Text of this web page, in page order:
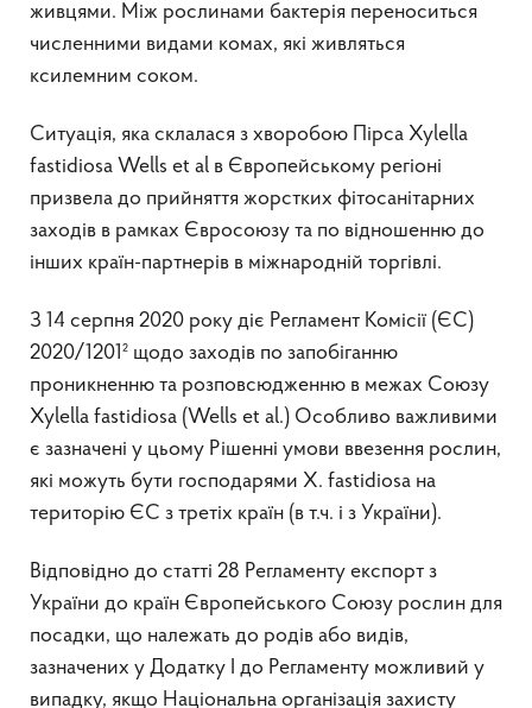
живцями. Між рослинами бактерія переноситься
численними видами комах, які живляться
ксилемним соком.
Ситуація, яка склалася з хворобою Пірса Xylella
fastidiosa Wells et al в Європейському регіоні
призвела до прийняття жорстких фітосанітарних
заходів в рамках Євросоюзу та по відношенню до
інших країн-партнерів в міжнародній торгівлі.
З 14 серпня 2020 року діє Регламент Комісії (ЄС)
2020/1201² щодо заходів по запобіганню
проникненню та розповсюдженню в межах Союзу
Xylella fastidiosa (Wells et al.) Особливо важливими
є зазначені у цьому Рішенні умови ввезення рослин,
які можуть бути господарями X. fastidiosa на
територію ЄС з третіх країн (в т.ч. і з України).
Відповідно до статті 28 Регламенту експорт з
України до країн Європейського Союзу рослин для
посадки, що належать до родів або видів,
зазначених у Додатку І до Регламенту можливий у
випадку, якщо Національна організація захисту